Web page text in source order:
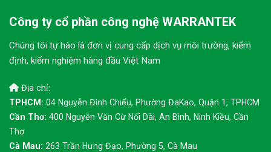
Công ty cổ phần công nghệ WARRANTEK
Chúng tôi tự hào là đơn vị cung cấp dịch vụ môi trường, kiểm
định, kiểm nghiệm hàng đầu Việt Nam
Địa chỉ:
TPHCM: 04 Nguyễn Đình Chiểu, Phường ĐaKao, Quận 1, TPHCM
Cần Thơ: 400 Nguyễn Văn Cừ Nối Dài, An Bình, Ninh Kiều, Cần
Thơ
Cà Mau: 263 Trần Hưng Đạo, Phường 5, Cà Mau